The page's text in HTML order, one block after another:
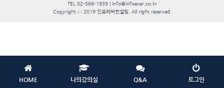
TEL 02-566-1939 | info@infoever.co.kr
Copyright ⓒ 2019 인포레버컨설팅. All right reserved.
HOME 나의강의실 Q&A 로그인